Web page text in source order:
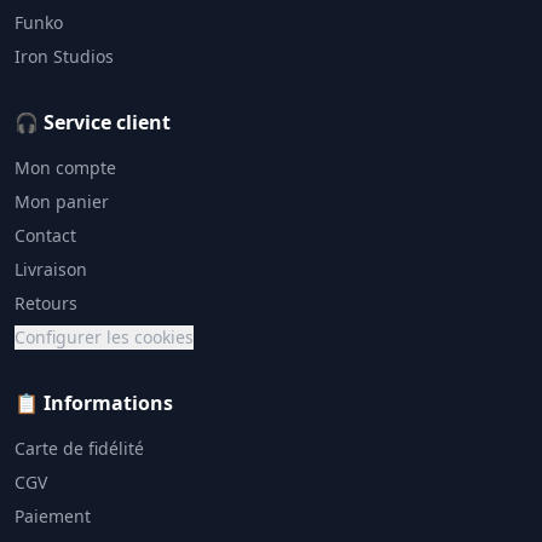
Funko
Iron Studios
🎧 Service client
Mon compte
Mon panier
Contact
Livraison
Retours
Configurer les cookies
📋 Informations
Carte de fidélité
CGV
Paiement